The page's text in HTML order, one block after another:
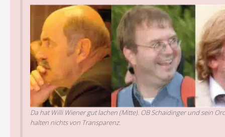
Da hat Willi Wiener gut lachen (Mitte). OB Schaidinger und sein
halten nichts von Transparenz.